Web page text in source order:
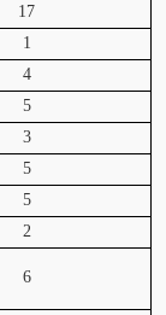
17
1
4
5
3
5
5
2
6